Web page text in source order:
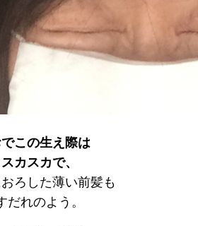
この生え際は
スカスカで、
ろした薄い前髪も
だれのよう。